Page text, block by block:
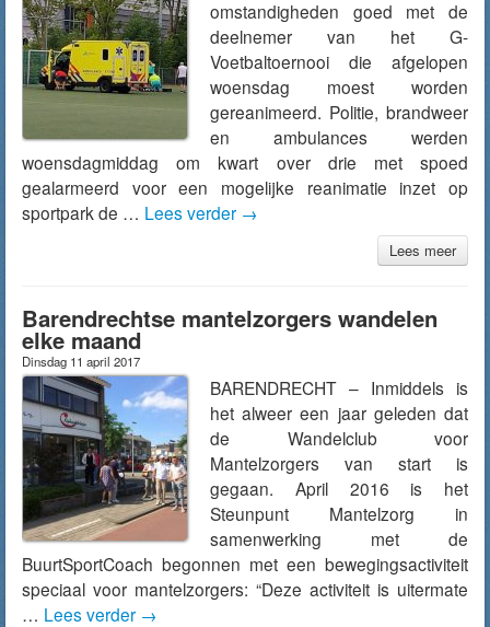
omstandigheden goed met de
deelnemer van het G-
Voetbaltoernooi die afgelopen
woensdag moest worden
gereanimeerd. Politie, brandweer
en ambulances werden
woensdagmiddag om kwart over drie met spoed
gealarmeerd voor een mogelijke reanimatie inzet op
sportpark de … Lees verder →
Lees meer
Barendrechtse mantelzorgers wandelen
elke maand
Dinsdag 11 april 2017
BARENDRECHT – Inmiddels is
het alweer een jaar geleden dat
de Wandelclub voor
Mantelzorgers van start is
gegaan. April 2016 is het
Steunpunt Mantelzorg in
samenwerking met de
BuurtSportCoach begonnen met een bewegingsactiviteit
speciaal voor mantelzorgers: “Deze activiteit is uitermate
… Lees verder →